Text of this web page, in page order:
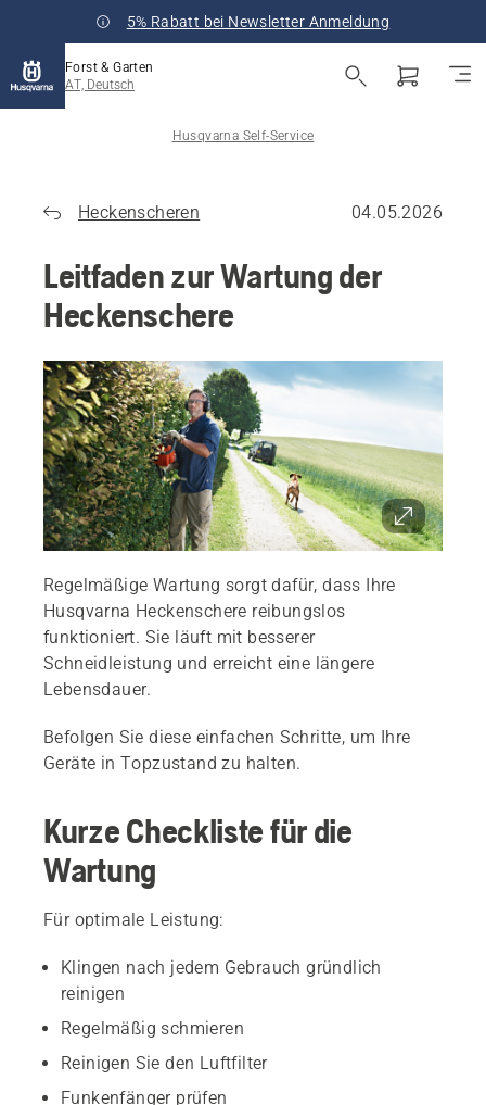
5% Rabatt bei Newsletter Anmeldung
Forst & Garten
AT, Deutsch
Husqvarna Self-Service
Heckenscheren 04.05.2026
Leitfaden zur Wartung der
Heckenschere
Regelmäßige Wartung sorgt dafür, dass Ihre
Husqvarna Heckenschere reibungslos
funktioniert. Sie läuft mit besserer
Schneidleistung und erreicht eine längere
Lebensdauer.
Befolgen Sie diese einfachen Schritte, um Ihre
Geräte in Topzustand zu halten.
Kurze Checkliste für die
Wartung
Für optimale Leistung:
Klingen nach jedem Gebrauch gründlich
reinigen
Regelmäßig schmieren
Reinigen Sie den Luftfilter
Funkenfänger prüfen